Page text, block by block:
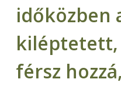
időközben
férsz